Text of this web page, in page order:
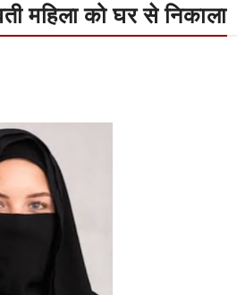
महिला को घर से निकाला